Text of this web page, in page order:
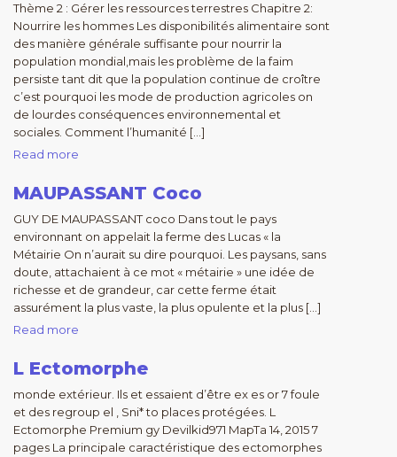
Thème 2 : Gérer les ressources terrestres Chapitre 2:
Nourrire les hommes Les disponibilités alimentaire sont
des manière générale suffisante pour nourrir la
population mondial,mais les problème de la faim
persiste tant dit que la population continue de croître
c’est pourquoi les mode de production agricoles on
de lourdes conséquences environnemental et
sociales. Comment l’humanité […]
Read more
MAUPASSANT Coco
GUY DE MAUPASSANT coco Dans tout le pays
environnant on appelait la ferme des Lucas « la
Métairie On n’aurait su dire pourquoi. Les paysans, sans
doute, attachaient à ce mot « métairie » une idée de
richesse et de grandeur, car cette ferme était
assurément la plus vaste, la plus opulente et la plus […]
Read more
L Ectomorphe
monde extérieur. Ils et essaient d’être ex es or 7 foule
et des regroup el , Sni* to places protégées. L
Ectomorphe Premium gy Devilkid971 MapTa 14, 2015 7
pages La principale caractéristique des ectomorphes